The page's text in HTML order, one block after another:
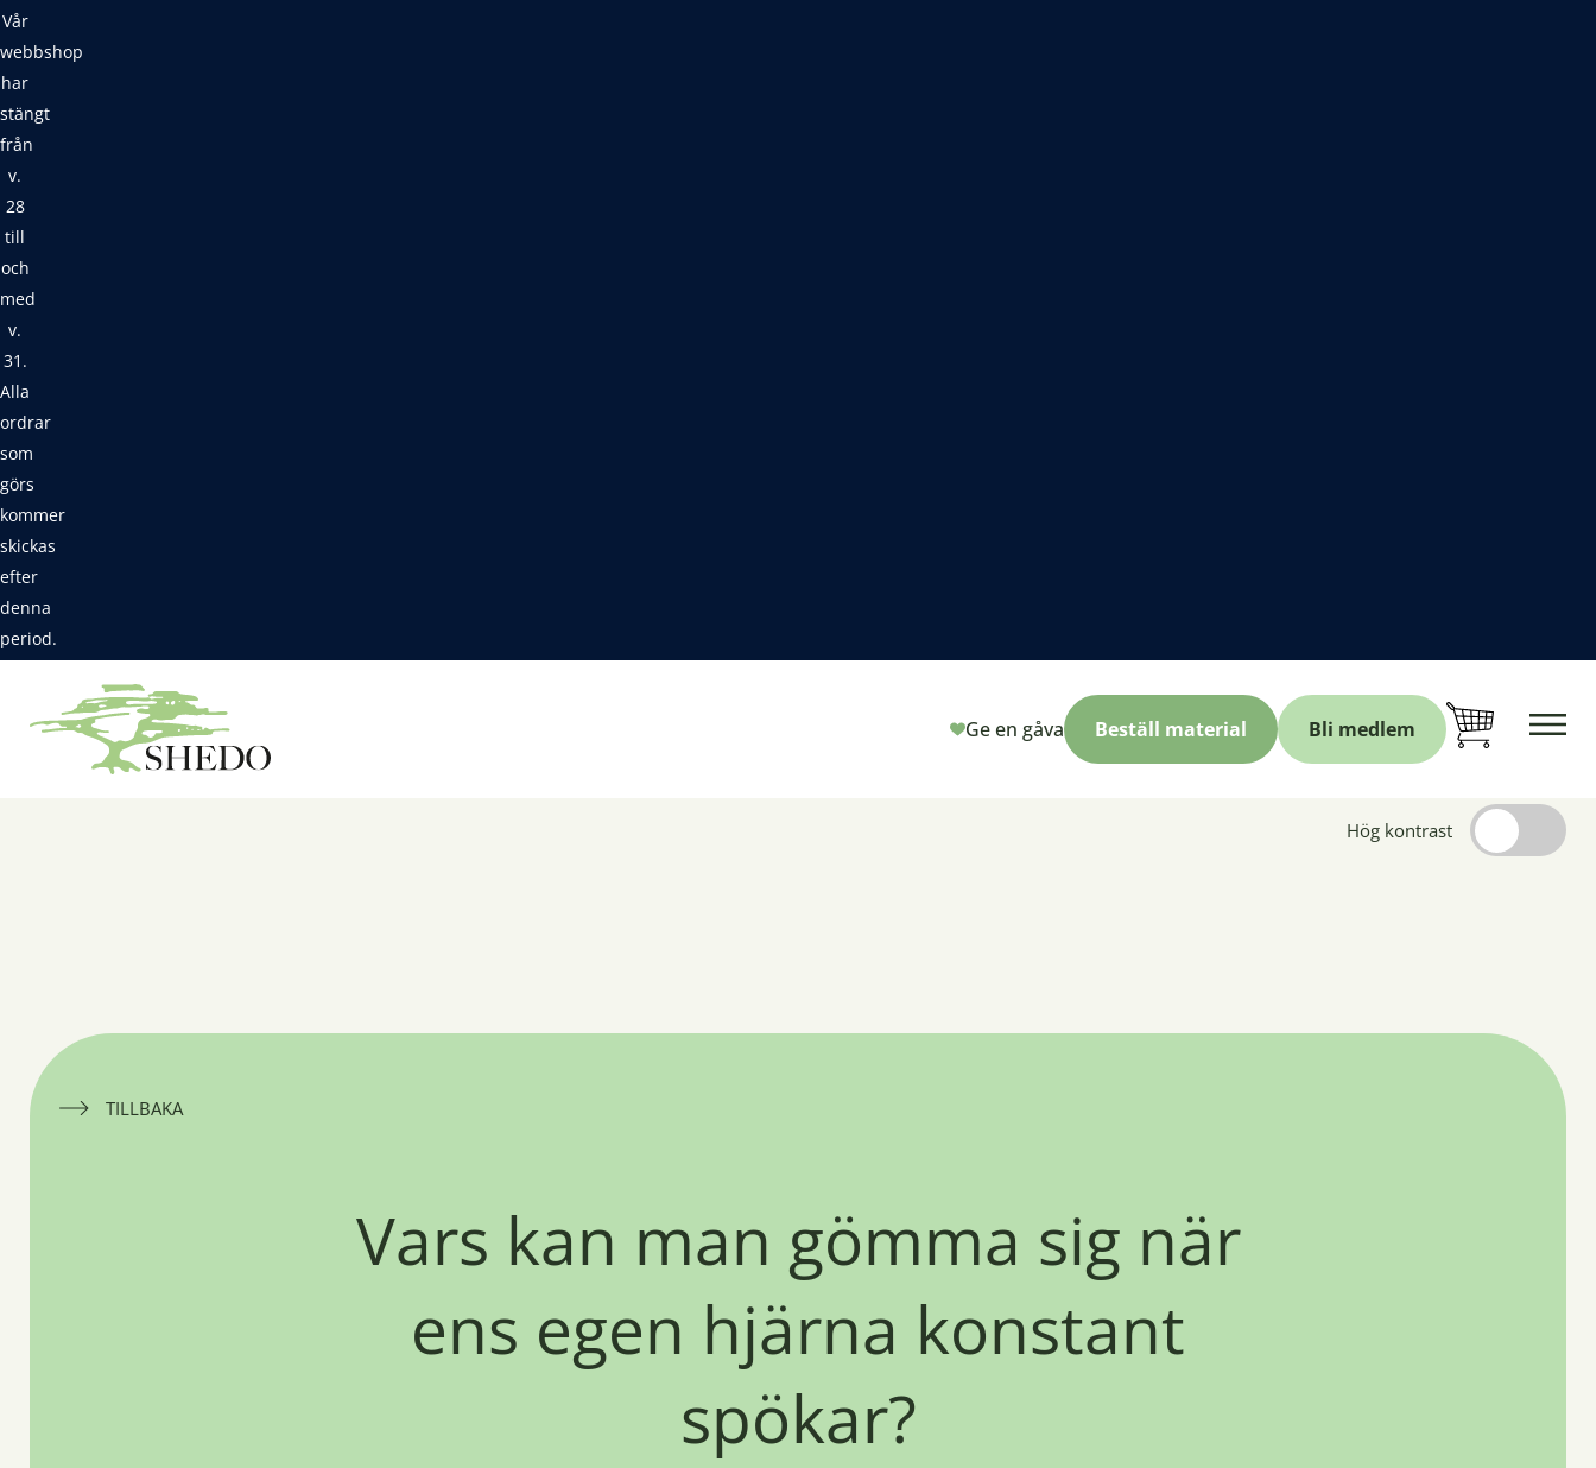
Vår
webbshop
har
stängt
från
v.
28
till
och
med
v.
31.
Alla
ordrar
som
görs
kommer
skickas
efter
denna
period.
Ge en gåva Beställ material Bli medlem
Hög kontrast
TILLBAKA
Vars kan man gömma sig när
ens egen hjärna konstant
spökar?